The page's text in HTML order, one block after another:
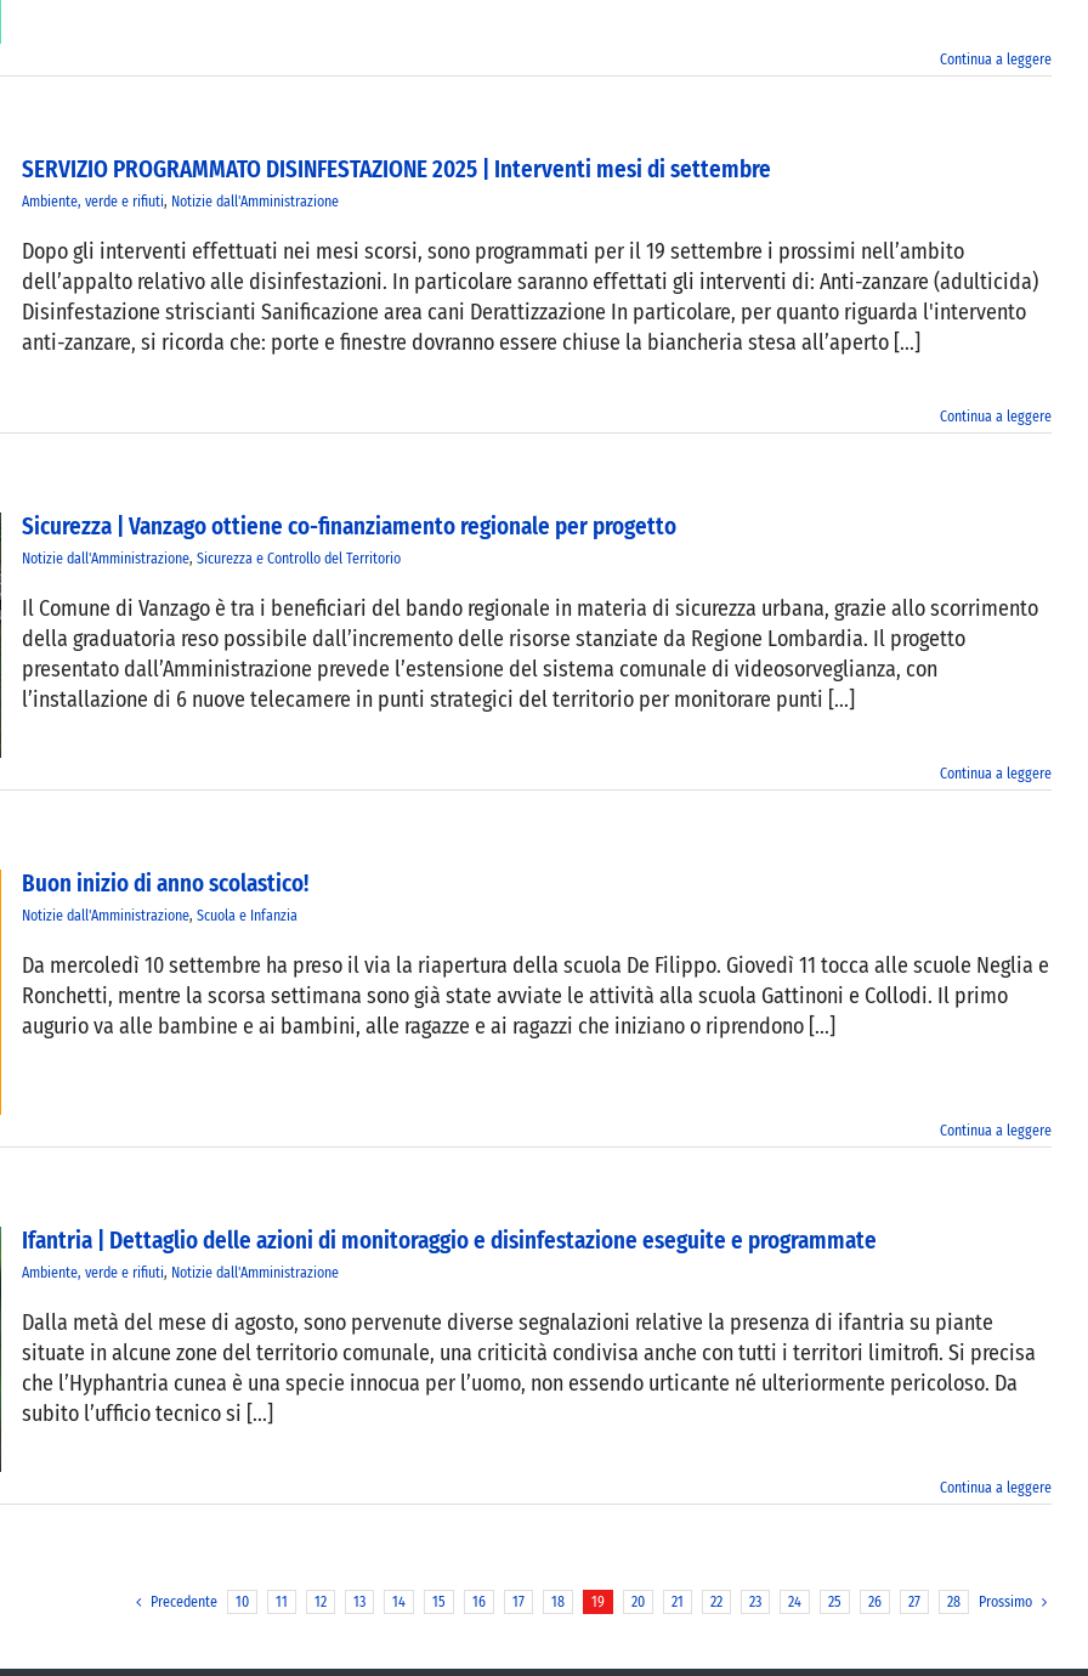
Continua a leggere
SERVIZIO PROGRAMMATO DISINFESTAZIONE 2025 | Interventi mesi di settembre
Ambiente, verde e rifiuti, Notizie dall'Amministrazione
Dopo gli interventi effettuati nei mesi scorsi, sono programmati per il 19 settembre i prossimi nell’ambito
dell’appalto relativo alle disinfestazioni. In particolare saranno effettati gli interventi di: Anti-zanzare (adulticida)
Disinfestazione striscianti Sanificazione area cani Derattizzazione In particolare, per quanto riguarda l'intervento
anti-zanzare, si ricorda che: porte e finestre dovranno essere chiuse la biancheria stesa all’aperto [...]
Continua a leggere
Sicurezza | Vanzago ottiene co-finanziamento regionale per progetto
Notizie dall'Amministrazione, Sicurezza e Controllo del Territorio
Il Comune di Vanzago è tra i beneficiari del bando regionale in materia di sicurezza urbana, grazie allo scorrimento
della graduatoria reso possibile dall’incremento delle risorse stanziate da Regione Lombardia. Il progetto
presentato dall’Amministrazione prevede l’estensione del sistema comunale di videosorveglianza, con
l’installazione di 6 nuove telecamere in punti strategici del territorio per monitorare punti [...]
Continua a leggere
Buon inizio di anno scolastico!
Notizie dall'Amministrazione, Scuola e Infanzia
Da mercoledì 10 settembre ha preso il via la riapertura della scuola De Filippo. Giovedì 11 tocca alle scuole Neglia e
Ronchetti, mentre la scorsa settimana sono già state avviate le attività alla scuola Gattinoni e Collodi. Il primo
augurio va alle bambine e ai bambini, alle ragazze e ai ragazzi che iniziano o riprendono [...]
Continua a leggere
Ifantria | Dettaglio delle azioni di monitoraggio e disinfestazione eseguite e programmate
Ambiente, verde e rifiuti, Notizie dall'Amministrazione
Dalla metà del mese di agosto, sono pervenute diverse segnalazioni relative la presenza di ifantria su piante
situate in alcune zone del territorio comunale, una criticità condivisa anche con tutti i territori limitrofi. Si precisa
che l’Hyphantria cunea è una specie innocua per l’uomo, non essendo urticante né ulteriormente pericoloso. Da
subito l’ufficio tecnico si [...]
Continua a leggere
Precedente 10 11 12 13 14 15 16 17 18 19 20 21 22 23 24 25 26 27 28 Prossimo